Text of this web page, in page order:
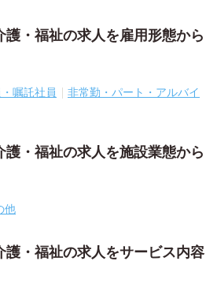
護・福祉の求人を雇用形態から
嘱託社員
非常勤・パート・アルバイ
護・福祉の求人を施設業態から
他
護・福祉の求人をサービス内容